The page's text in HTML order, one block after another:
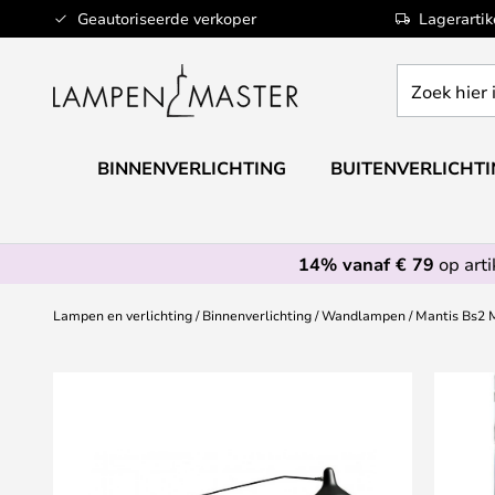
Geautoriseerde verkoper
Ga
naar
inhoud
hier
de
BINNENVERLICHTING
14% vanaf € 79 op
Lampen en verlichting Binnenverlichting Wandlampen Mantis Bs2